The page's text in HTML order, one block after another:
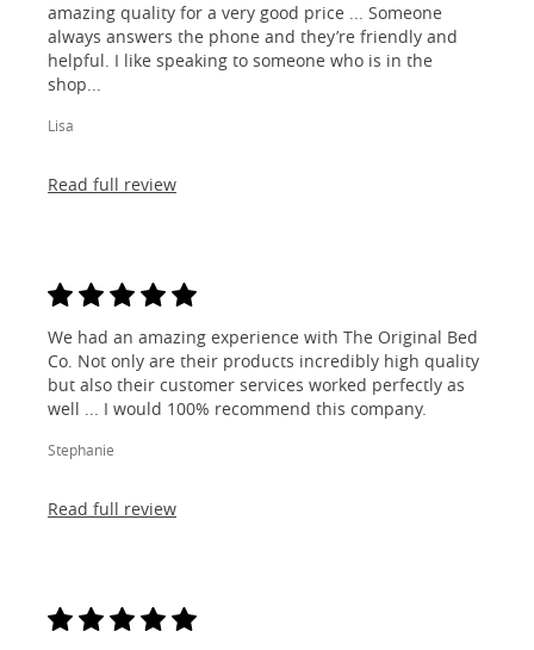
amazing quality for a very good price ... Someone
always answers the phone and they’re friendly and
helpful. I like speaking to someone who is in the
shop...
Lisa
Read full review
We had an amazing experience with The Original Bed
Co. Not only are their products incredibly high quality
but also their customer services worked perfectly as
well ... I would 100% recommend this company.
Stephanie
Read full review